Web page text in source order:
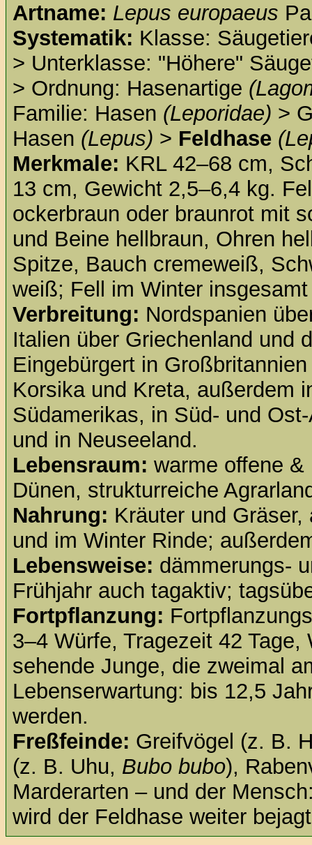
Artname: Lepus europaeus
Systematik: Klasse:
> Unterklasse: "Höhere"
> Ordnung: Hasenartige
Familie: Hasen (Leporidae) >
Hasen (Lepus) > Feldhase
Merkmale: KRL 42–68 cm,
13 cm, Gewicht 2,5–6,4 kg.
ockerbraun oder braunrot mit
und Beine hellbraun, Ohren
Spitze, Bauch cremeweiß,
weiß; Fell im Winter insgesamt
Verbreitung: Nordspanien
Italien über Griechenland und
Eingebürgert in
Korsika und Kreta, außerdem
Südamerikas, in Süd- und
und in Neuseeland.
Lebensraum: warme offene
Dünen, strukturreiche
Nahrung: Kräuter und
und im Winter Rinde;
Lebensweise: dämmerungs-
Frühjahr auch tagaktiv;
Fortpflanzung:
3–4 Würfe, Tragezeit 42
sehende Junge, die zweimal
Lebenserwartung: bis 12,5
werden.
Freßfeinde: Greifvögel (z. B.
(z. B. Uhu, Bubo bubo),
Marderarten – und der
wird der Feldhase weiter